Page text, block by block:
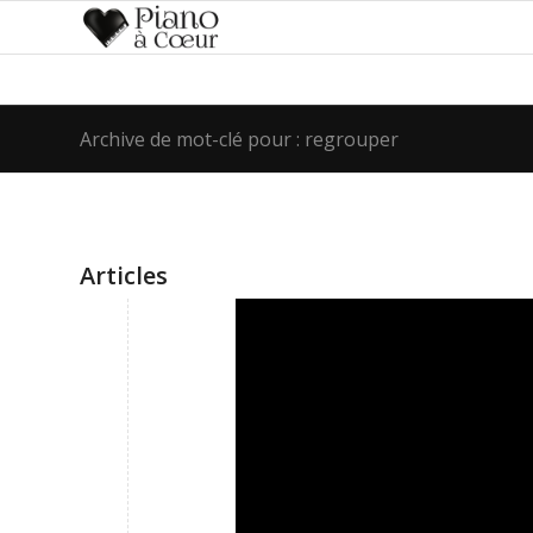
Archive de mot-clé pour : regrouper
Articles